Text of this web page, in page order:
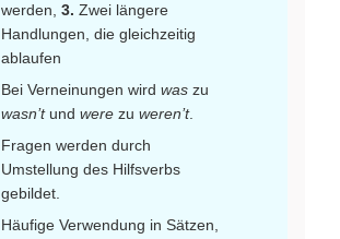
werden, 3. Zwei längere
Handlungen, die gleichzeitig
ablaufen
Bei Verneinungen wird was zu
wasn’tund were zu weren’t.
Fragen werden durch
Umstellung des Hilfsverbs
gebildet.
Häufige Verwendung in Sätzen,